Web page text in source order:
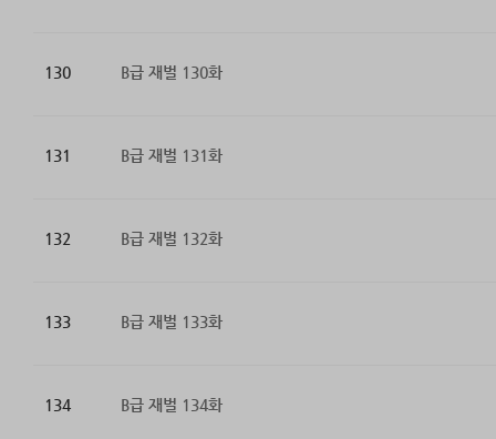
130 B급 재벌 130화
131 B급 재벌 131화
132 B급 재벌 132화
133 B급 재벌 133화
134 B급 재벌 134화